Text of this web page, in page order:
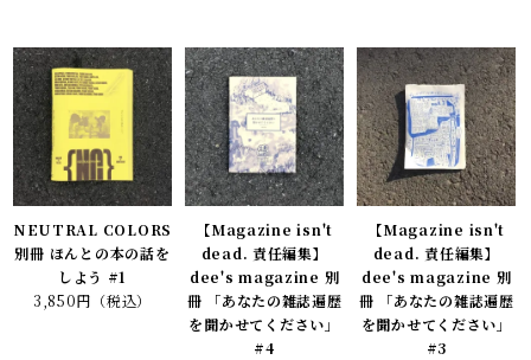
NEUTRAL COLORS
別冊 ほんとの本の話を
しよう #1
3,850円（税込）
【Magazine isn't
dead. 責任編集】
dee's magazine 別
冊 「あなたの雑誌遍歴
を聞かせてください」
#4
【Magazine isn't
dead. 責任編集】
dee's magazine 別
冊 「あなたの雑誌遍歴
を聞かせてください」
#3